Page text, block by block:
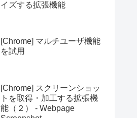
イズする拡張機能
[Chrome] マルチユーザ機能
を試用
[Chrome] スクリーンショッ
トを取得・加工する拡張機
能（２） - Webpage